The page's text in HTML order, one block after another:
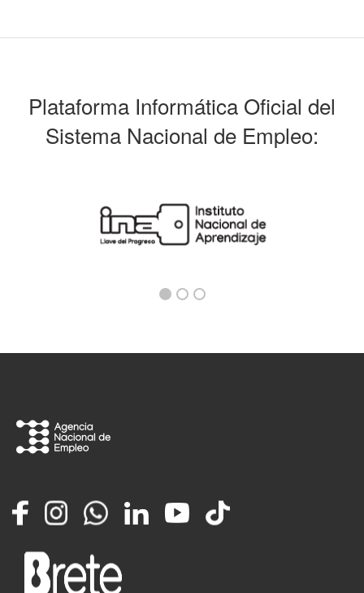
Plataforma Informática Oficial del
Sistema Nacional de Empleo:
FacebookInstagramWhatsappLinkedInYouTube
TikTok